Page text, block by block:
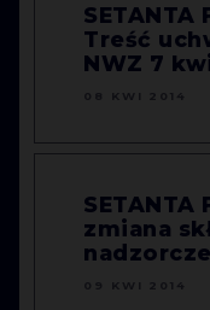
SETANTA
Treść
NWZ 7
SETANTA
zmiana